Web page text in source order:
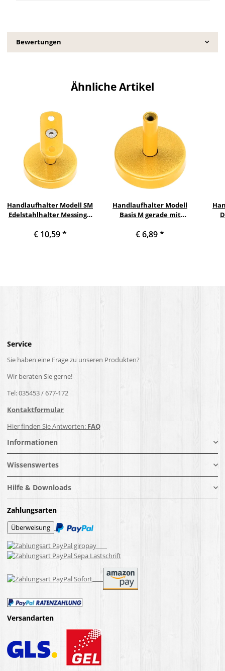
Bewertungen
Ähnliche Artikel
Handlaufhalter Modell SM
Edelstahlhalter Messing |
gerade mit Halteplatte
€ 10,59*
Handlaufhalter Modell
Basis M gerade mit
| Gold pulverbeschichtet
€ 6,89*
Service
Sie haben eine Frage zu unseren Produkten?
Wir beraten Sie gerne!
Tel: 035453 / 677-172
Kontaktformular
Hier finden Sie Antworten: FAQ
Informationen
Wissenswertes
Hilfe & Downloads
Zahlungsarten
Versandarten